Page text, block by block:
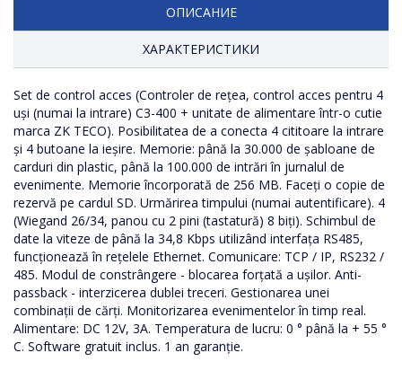
ОПИСАНИЕ
ХАРАКТЕРИСТИКИ
Set de control acces (Controler de rețea, control acces pentru 4
uși (numai la intrare) C3-400 + unitate de alimentare într-o cutie
marca ZK TECO). Posibilitatea de a conecta 4 cititoare la intrare
și 4 butoane la ieșire. Memorie: până la 30.000 de șabloane de
carduri din plastic, până la 100.000 de intrări în jurnalul de
evenimente. Memorie încorporată de 256 MB. Faceți o copie de
rezervă pe cardul SD. Urmărirea timpului (numai autentificare). 4
(Wiegand 26/34, panou cu 2 pini (tastatură) 8 biți). Schimbul de
date la viteze de până la 34,8 Kbps utilizând interfața RS485,
funcționează în rețelele Ethernet. Comunicare: TCP / IP, RS232 /
485. Modul de constrângere - blocarea forțată a ușilor. Anti-
passback - interzicerea dublei treceri. Gestionarea unei
combinații de cărți. Monitorizarea evenimentelor în timp real.
Alimentare: DC 12V, 3A. Temperatura de lucru: 0 ° până la + 55 °
C. Software gratuit inclus. 1 an garanție.